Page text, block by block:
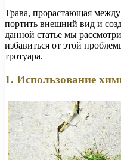
Трава, прорастающая
портить внешний вид и
данной статье мы
избавиться от этой
тротуара.
1. Использование